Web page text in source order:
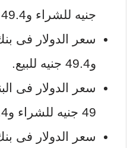
جنيه للشراء و49.4 جنيه للبيع.
و49.4 جنيه للبيع.
سعر الدولار فى
49 جنيه للشراء و49.4 جنيه للبيع.